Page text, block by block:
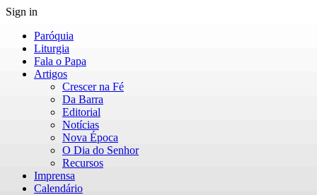
Sign in
Paróquia
Liturgia
Fala o Papa
Artigos
Crescer na Fé
Da Barra
Editorial
Notícias
Nova Época
O Dia do Senhor
Recursos
Imprensa
Calendário